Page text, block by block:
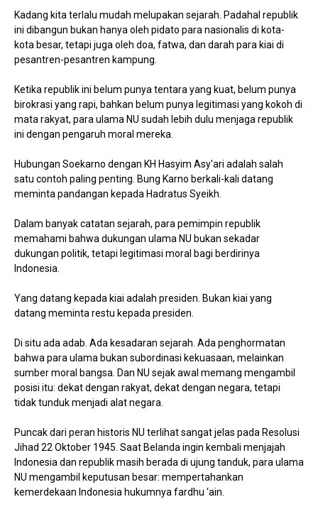
Kadang kita terlalu mudah melupakan sejarah. Padahal republik
ini dibangun bukan hanya oleh pidato para nasionalis di kota-
kota besar, tetapi juga oleh doa, fatwa, dan darah para kiai di
pesantren-pesantren kampung.
Ketika republik ini belum punya tentara yang kuat, belum punya
birokrasi yang rapi, bahkan belum punya legitimasi yang kokoh di
mata rakyat, para ulama NU sudah lebih dulu menjaga republik
ini dengan pengaruh moral mereka.
Hubungan Soekarno dengan KH Hasyim Asy'ari adalah salah
satu contoh paling penting. Bung Karno berkali-kali datang
meminta pandangan kepada Hadratus Syeikh.
Dalam banyak catatan sejarah, para pemimpin republik
memahami bahwa dukungan ulama NU bukan sekadar
dukungan politik, tetapi legitimasi moral bagi berdirinya
Indonesia.
Yang datang kepada kiai adalah presiden. Bukan kiai yang
datang meminta restu kepada presiden.
Di situ ada adab. Ada kesadaran sejarah. Ada penghormatan
bahwa para ulama bukan subordinasi kekuasaan, melainkan
sumber moral bangsa. Dan NU sejak awal memang mengambil
posisi itu: dekat dengan rakyat, dekat dengan negara, tetapi
tidak tunduk menjadi alat negara.
Puncak dari peran historis NU terlihat sangat jelas pada Resolusi
Jihad 22 Oktober 1945. Saat Belanda ingin kembali menjajah
Indonesia dan republik masih berada di ujung tanduk, para ulama
NU mengambil keputusan besar: mempertahankan
kemerdekaan Indonesia hukumnya fardhu ‘ain.